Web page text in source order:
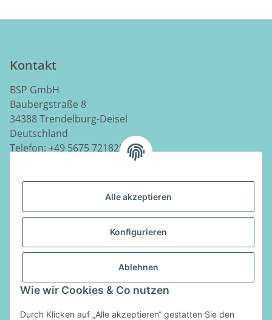
Alle akzeptieren
Konfigurieren
Ablehnen
Wie wir Cookies & Co nutzen
Durch Klicken auf „Alle akzeptieren“ gestatten Sie den
Kontakt
BSP GmbH
Baubergstraße 8
34388 Trendelburg-Deisel
Deutschland
Telefon: +49 5675 7218290
Informationen
Gesetzliche Informationen